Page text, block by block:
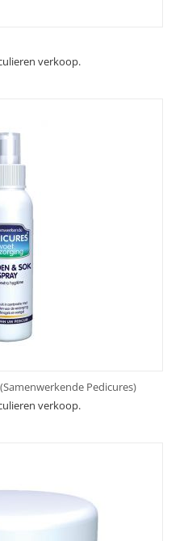
verkoop.
Pedicures)
verkoop.